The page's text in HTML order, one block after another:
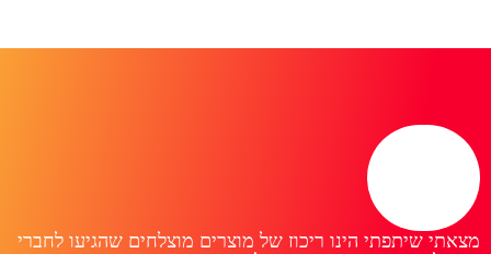
מצאתי שיתפתי הינו ריכוז של מוצרים מוצלחים שהגיעו לחברי